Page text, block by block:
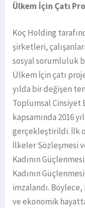
Ülkem İçin Çatı
Koç Holding
şirketleri,
sosyal sorumluluk
Ülkem İçin çatı
yılda bir değişen
Toplumsal
kapsamında 2016
gerçekleştirildi. İlk
İlkeler Sözleşmesi
Kadının
Kadının
imzalandı.
ve ekonomik